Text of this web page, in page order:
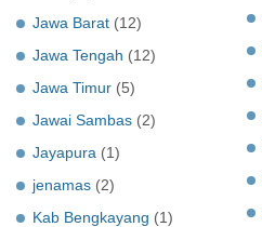
Jawa Barat (12)
Jawa Tengah (12)
Jawa Timur (5)
Jawai Sambas (2)
Jayapura (1)
jenamas (2)
Kab Bengkayang (1)